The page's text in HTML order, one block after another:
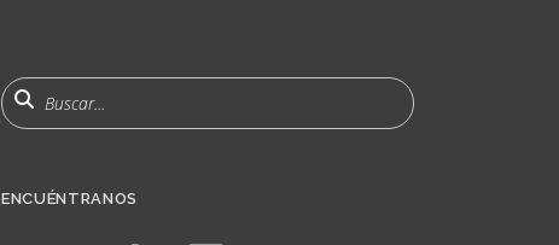
Buscar
ENCUÉNTRANOS